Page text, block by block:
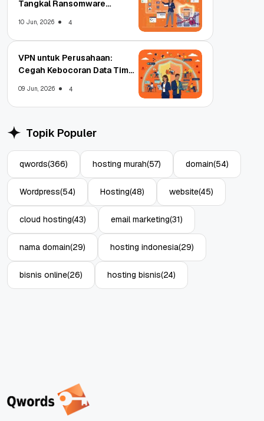
Tangkal Ransomware
10 Jun, 2026 4
VPN untuk Perusahaan:
Cegah Kebocoran Data Tim
09 Jun, 2026 4
Topik Populer
qwords(366) hosting murah(57) domain(54)
Wordpress(54) Hosting(48) website(45)
cloud hosting(43) email marketing(31)
nama domain(29) hosting indonesia(29)
bisnis online(26) hosting bisnis(24)